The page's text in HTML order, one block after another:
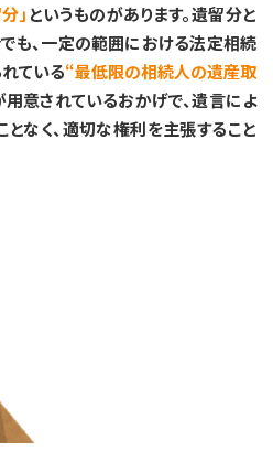
」 というものがあります。遺留分と
も、一定の範囲における法定相続
ている“最低限の相続人の遺産取
用意されているおかげで、遺言によ
なく、適切な権利を主張すること